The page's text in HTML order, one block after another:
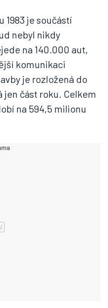
1983 je součástí
nebyl nikdy
na 140.000 aut,
komunikaci
je rozložená do
jen část roku. Celkem
na 594,5 milionu